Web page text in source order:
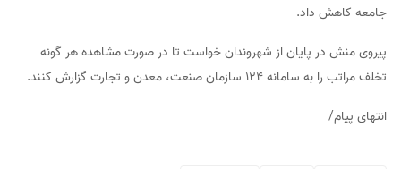
جامعه کاهش داد.
پیروی منش در پایان از شهروندان خواست تا در صورت مشاهده هر گونه
تخلف مراتب را به سامانه ۱۲۴ سازمان صنعت، معدن و تجارت گزارش کنند.
انتهای پیام/